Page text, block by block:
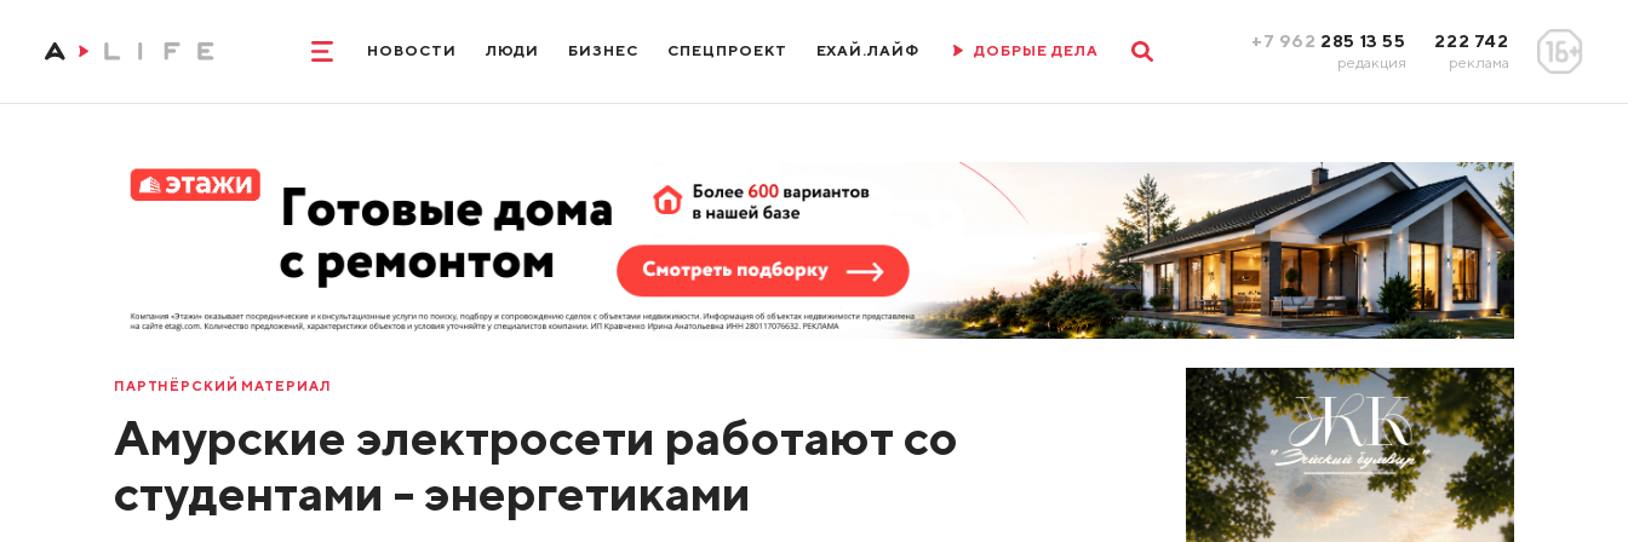
НОВОСТИ ЛЮДИ БИЗНЕС СПЕЦПРОЕКТ ЕХАЙ.ЛАЙФ ДОБРЫЕ ДЕЛА +7 962 285 13 55
редакция
222 742
реклама
ПАРТНЁРСКИЙ МАТЕРИАЛ
Амурские электросети работают со
студентами - энергетиками